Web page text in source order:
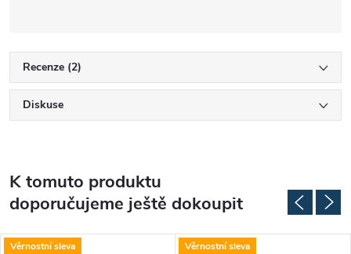
Recenze (2)
Diskuse
K tomuto produktu
doporučujeme ještě dokoupit
Věrnostní sleva
Věrnostní sleva